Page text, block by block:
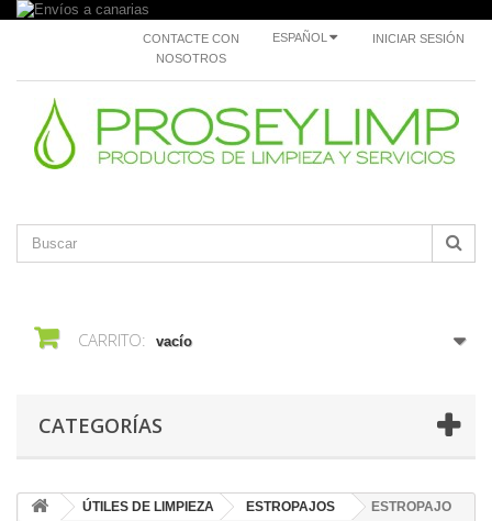
INICIAR SESIÓN
ESPAÑOL
CONTACTE CON
NOSOTROS
CARRITO: vacío
CATEGORÍAS
ÚTILES DE LIMPIEZA ESTROPAJOS
ESTROPAJO